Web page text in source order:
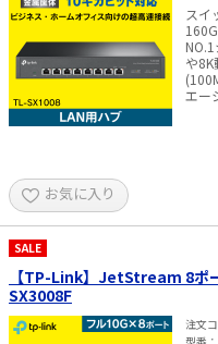
スイ
NO.1
や
エー
金
数
度
費
ド ラ
のた
ます
お気に入り
SALE
【TP-Link】JetStream 8ポ
SX3008F
注文